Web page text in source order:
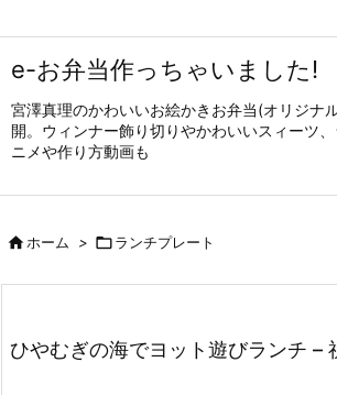
e-お弁当作っちゃいました!
宮澤真理のかわいいお絵かきお弁当(オリジナ
開。ウィンナー飾り切りやかわいいスィーツ
ニメや作り方動画も
ホーム > ランチプレート
ひやむぎの海でヨット遊びランチ –